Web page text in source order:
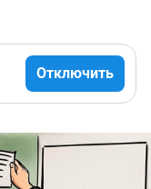
Отключить